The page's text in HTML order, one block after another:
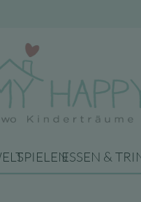
SPIELENESSEN &